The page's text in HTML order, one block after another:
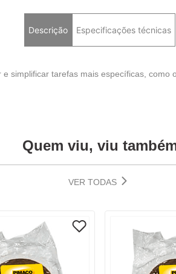
Descrição Especificações técnicas
simplificar tarefas mais específicas, como
Quem viu, viu
VER TODAS